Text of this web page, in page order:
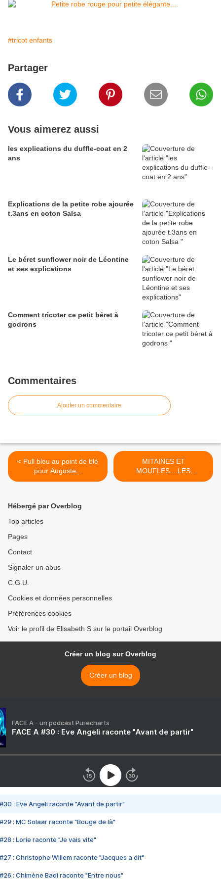
#tricot enfants
Partager
Vous aimerez aussi
les explications du duffle-coat en 2
ans
Explications de la petite robe ajourée
t.3ans en coton Salsa
Le béret sunflower noir de Léontine
et ses explications
Comment tricoter ce petit béret à
godrons
Commentaires
Ajouter un commentaire
< Pull bleu au point de blé
pour Auguste...
MITAINES ET
MOUFLES....LES
MITOUFLES POUR
Hébergé par Overblog
Top articles
Pages
Contact
Signaler un abus
C.G.U.
Cookies et données personnelles
Préférences cookies
Voir le profil de Elisabeth S sur le portail Overblog
Créer un blog sur Overblog
Créer un blog
FACE A - un podcast Purecharts
FACE A #30 : Eve Angeli raconte "Avant de partir"
#30 : Eve Angeli raconte "Avant de partir"
#29 : MC Solaar raconte "Bouge de là"
#28 : Lorie raconte "Je vais vite"
#27 : Christophe Willem raconte "Jacques a dit"
#26 : Chimène Badi raconte "Entre nous"